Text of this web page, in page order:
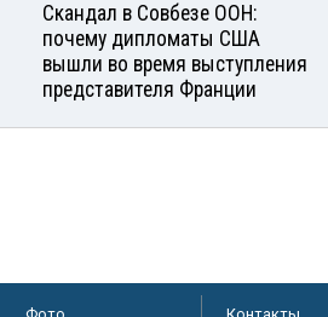
Скандал в Совбезе ООН:
почему дипломаты США
вышли во время выступления
представителя Франции